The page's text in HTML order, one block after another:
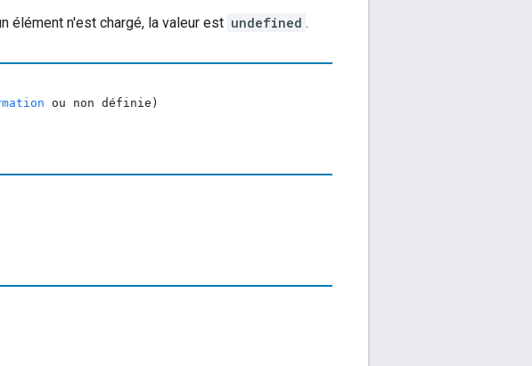
élément n'est chargé, la valeur est undefined .
ou non définie)